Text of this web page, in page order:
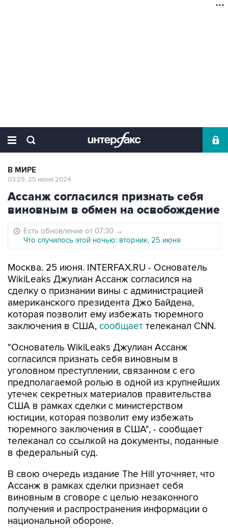
В МИРЕ
03:29, 25 июня 2024
Ассанж согласился признать себя
виновным в обмен на освобождение
Есть обновление от 07:30 →
Что случилось этой ночью: вторник, 25 июня
Москва. 25 июня. INTERFAX.RU - Основатель
WikiLeaks Джулиан Ассанж согласился на
сделку о признании вины с администрацией
американского президента Джо Байдена,
которая позволит ему избежать тюремного
заключения в США, сообщает телеканал CNN.
"Основатель WikiLeaks Джулиан Ассанж
согласился признать себя виновным в
уголовном преступлении, связанном с его
предполагаемой ролью в одной из крупнейших
утечек секретных материалов правительства
США в рамках сделки с министерством
юстиции, которая позволит ему избежать
тюремного заключения в США", - сообщает
телеканал со ссылкой на документы, поданные
в федеральный суд.
В свою очередь издание The Hill уточняет, что
Ассанж в рамках сделки признает себя
виновным в сговоре с целью незаконного
получения и распространения информации о
национальной обороне.